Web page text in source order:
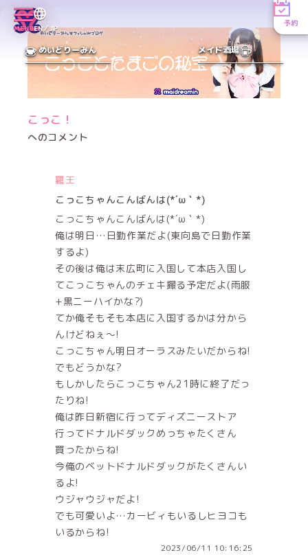
MENUEN／JP
予約
めいどりーみん メイド酒場
こっこ！
へのコメント
羅王
こっこちゃんこんばんは(*´ω｀*)
こっこちゃんこんばんは(*´ω｀*)
俺は明日…日勤作業だよ(東向島で日勤作業
するよ)
その後は俺は末広町に入国して本店入国し
てこっこちゃんのチェキ撮る予定だよ(雨服
+黒ニーハイかな?)
てか俺そもそも本店に入国するかは分から
んけどねぇ～!
こっこちゃん明日オーラスみたいだからね!
でもどうかな?
もしかしたらこっこちゃん21時に終了だっ
たりね!
俺は昨日新宿に行ってディズニーストア
行ってドナルドダックめっちゃたくさん
買ったからね!
今俺のベットドナルドダックがたくさんい
るよ!
ウジャウジャだよ!
でも可愛いよ…カービィもいるしヒヨコも
いるからね!
2023/06/11 10:16:25